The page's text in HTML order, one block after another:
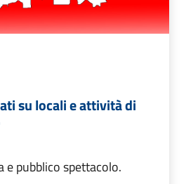
su locali e attività di
e pubblico spettacolo.